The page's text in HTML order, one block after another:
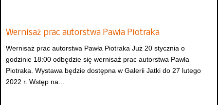
Wernisaż prac autorstwa Pawła Piotraka
Wernisaż prac autorstwa Pawła Piotraka Już 20 stycznia o
godzinie 18:00 odbędzie się wernisaż prac autorstwa Pawła
Piotraka. Wystawa będzie dostępna w Galerii Jatki do 27 lutego
2022 r. Wstęp na...